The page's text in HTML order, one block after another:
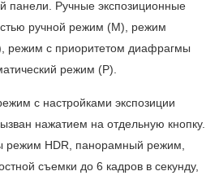
панели. Ручные экспозиционные
ручной режим (М), режим
режим с приоритетом диафрагмы
режим (Р).
с настройками экспозиции
нажатием на отдельную кнопку.
режим HDR, панорамный режим,
съемки до 6 кадров в секунду,